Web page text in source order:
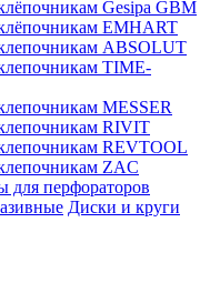
Gesipa GBM
EMHART
ABSOLUT
TIME-
MESSER
RIVIT
REVTOOL
ZAC
для перфораторов
Диски и круги